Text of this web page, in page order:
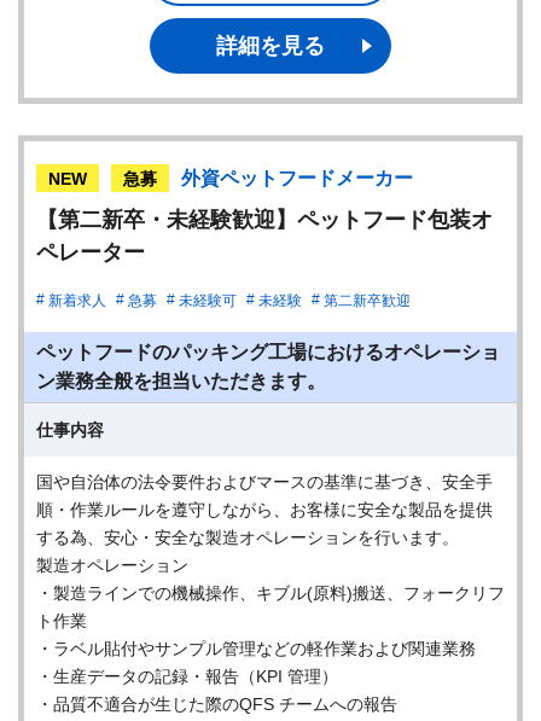
詳細を見る
NEW 急募 外資ペットフードメーカー
【第二新卒・未経験歓迎】ペットフード包装オ
ペレーター
新着求人 急募 未経験可 未経験 第二新卒歓迎
ペットフードのパッキング工場におけるオペレーショ
ン業務全般を担当いただきます。
仕事内容
国や自治体の法令要件およびマースの基準に基づき、安全手
順・作業ルールを遵守しながら、お客様に安全な製品を提供
する為、安心・安全な製造オペレーションを行います。
製造オペレーション
・製造ラインでの機械操作、キブル(原料)搬送、フォークリフ
ト作業
・ラベル貼付やサンプル管理などの軽作業および関連業務
・生産データの記録・報告（KPI 管理）
・品質不適合が生じた際のQFS チームへの報告